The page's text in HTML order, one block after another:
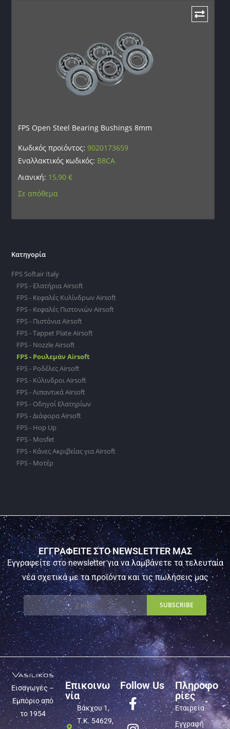
FPS Open Steel Bearing Bushings 8mm
Κωδικός προϊόντος:9020173659
Εναλλακτικός κωδικός: B8CA
Λιανική: 15,90€
Σε απόθεμα
Κατηγορία
FPS Softair Italy
FPS - Ελατήρια Airsoft
FPS - Κεφαλές Κυλίνδρων Airsoft
FPS - Κεφαλές Πιστονιών Airsoft
FPS - Πιστόνια Airsoft
FPS - Tappet Plate Airsoft
FPS - Nozzle Airsoft
FPS - Ρουλεμάν Airsoft
FPS - Ροδέλες Airsoft
FPS - Κύλινδροι Airsoft
FPS - Λιπαντικά Airsoft
FPS - Οδηγοί Ελατηρίων
FPS - Διάφορα Airsoft
FPS - Hop Up
FPS - Mosfet
FPS - Κάνες Ακριβείας για Airsoft
FPS - Μοτέρ
ΕΓΓΡΑΦΕΙΤΕ ΣΤΟ NEWSLETTER ΜΑΣ
Εγγραφείτε στο newsletter για να λαμβάνετε τα τελευταία
νέα σχετικά με τα προϊόντα και τις πωλήσεις μας
Εισαγωγές –
Εμπόριο από
το 1954
Επικοινω
νία
Βάκχου 1,
Τ.Κ. 54629,
Follow Us
Πληροφο
ρίες
Εταιρεία
Εγγραφή